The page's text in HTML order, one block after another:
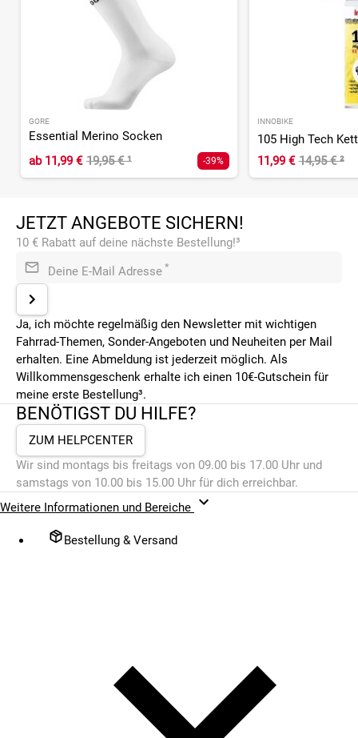
GORE
Essential Merino Socken
ab11,99 € 19,95 €¹ -39%
INNOBIKE
11,99 € 14,95 €²
JETZT ANGEBOTE SICHERN!
10 € Rabatt auf deine nächste Bestellung!³
Deine E-Mail Adresse *
Ja, ich möchte regelmäßig den Newsletter mit wichtigen
Fahrrad-Themen, Sonder-Angeboten und Neuheiten per Mail
erhalten. Eine Abmeldung ist jederzeit möglich. Als
Willkommensgeschenk erhalte ich einen 10€-Gutschein für
meine erste Bestellung³.
BENÖTIGST DU HILFE?
ZUM HELPCENTER
Wir sind montags bis freitags von 09.00 bis 17.00 Uhr und
samstags von 10.00 bis 15.00 Uhr für dich erreichbar.
Weitere Informationen und Bereiche
Bestellung & Versand